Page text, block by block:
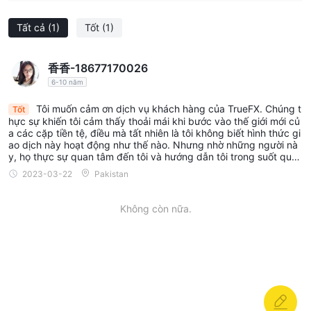
như một tùy chọn bổ sung, cho phép họ khám phá các cơ hội
trong thị trường tài sản kỹ thuật số.
sâu 3 cấp của giá sách. Điều này cung cấp cho các nhà giao
lệnh và đưa ra các quyết định giao dịch sáng suốt hơn dựa trên
mức giá và thanh khoản hiện có. Các nhà giao dịch sử dụng tài
khoản Tổ chức có thể xem giá chào mua và giá chào bán, cho
phép họ thực hiện giao dịch ở mức giá cạnh tranh. Họ cũng
nhận được dữ liệu thị trường theo thời gian thực và cập nhật
tin tài chính điện tử), đảm bảo họ luôn cập nhật các biến động
cho phép các nhà giao dịch thực hiện các giao dịch với độ trễ
Tất cả (1) Tốt (1)
香香-18677170026
6-10 năm
Tốt
Tôi muốn cảm ơn dịch vụ khách hàng của TrueFX. Chúng t
hực sự khiến tôi cảm thấy thoải mái khi bước vào thế giới mới củ
a các cặp tiền tệ, điều mà tất nhiên là tôi không biết hình thức gi
ao dịch này hoạt động như thế nào. Nhưng nhờ những người nà
y, họ thực sự quan tâm đến tôi và hướng dẫn tôi trong suốt quá
trình. Tôi phát hiện ra rằng tôi thậm chí còn chưa làm trầy xước b
ề mặt của trò chơi. Cảm ơn các bạn.
2023-03-22 Pakistan
Không còn nữa.